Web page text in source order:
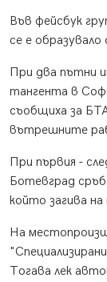
Във фейсбук
се е
При два пътни
тангента в
съобщиха за
вътрешните
При първия -
Ботевград
който загива
На
Тогава лек